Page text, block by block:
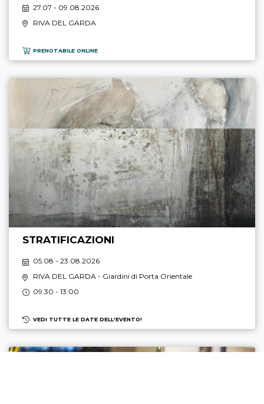
27.07 - 09.08.2026
RIVA DEL GARDA
PRENOTABILE ONLINE
STRATIFICAZIONI
05.08 - 23.08.2026
RIVA DEL GARDA - Giardini di Porta Orientale
09:30 - 13:00
VEDI TUTTE LE DATE DELL'EVENTO!